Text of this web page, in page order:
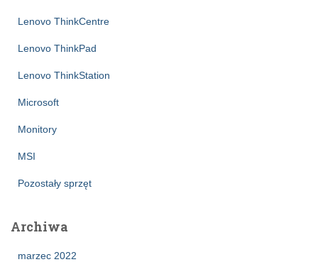
Lenovo ThinkCentre
Lenovo ThinkPad
Lenovo ThinkStation
Microsoft
Monitory
MSI
Pozostały sprzęt
Archiwa
marzec 2022